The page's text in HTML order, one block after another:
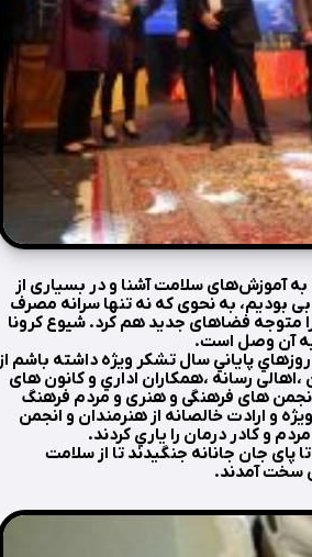
آموزش‌های سلامت آشنا و در بسیاری از
بودیم، به نحوی که نه تنها سرانه مصرف
متوجه فضاهای جدید هم کرد. شیوع کرونا
آن وصل است.
پاياني سال تشكر ويژه داشته باشم از
رسانه ،همكاران اداري و کانون های
های فرهنگی و هنری و مردم فرهنگ
و ارادت خالصانه از هنرمندان و انجمن
و كادر درمان را ياري كردند.
پای جان جانانه جنگيدند تا از سلامت
سخت آمدند.